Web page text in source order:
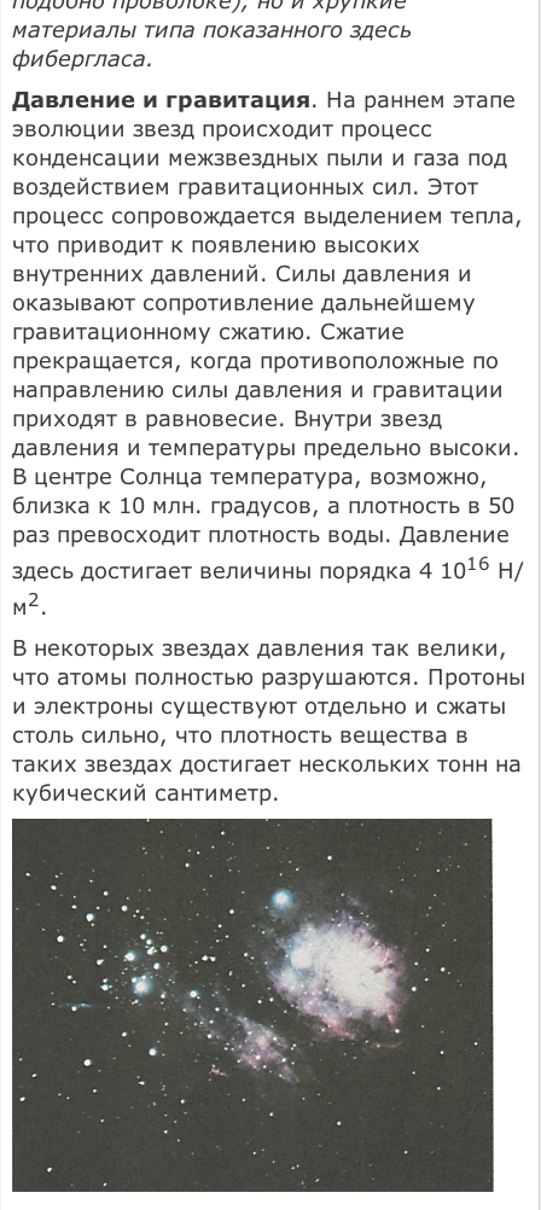
материалы типа показанного здесь
фибергласа.
Давление и гравитация. На раннем этапе
эволюции звезд происходит процесс
конденсации межзвездных пыли и газа под
воздействием гравитационных сил. Этот
процесс сопровождается выделением тепла,
что приводит к появлению высоких
внутренних давлений. Силы давления и
оказывают сопротивление дальнейшему
гравитационному сжатию. Сжатие
прекращается, когда противоположные по
направлению силы давления и гравитации
приходят в равновесие. Внутри звезд
давления и температуры предельно высоки.
В центре Солнца температура, возможно,
близка к 10 млн. градусов, а плотность в 50
раз превосходит плотность воды. Давление
здесь достигает величины порядка 4 1016 Н/
м2.
В некоторых звездах давления так велики,
что атомы полностью разрушаются. Протоны
и электроны существуют отдельно и сжаты
столь сильно, что плотность вещества в
таких звездах достигает нескольких тонн на
кубический сантиметр.